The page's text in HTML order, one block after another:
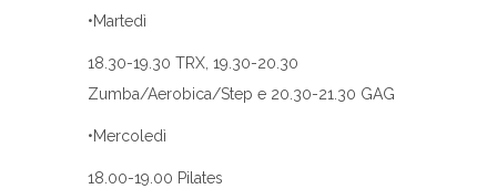
•Martedì
18.30-19.30 TRX, 19.30-20.30
Zumba/Aerobica/Step e 20.30-21.30 GAG
•Mercoledì
18.00-19.00 Pilates